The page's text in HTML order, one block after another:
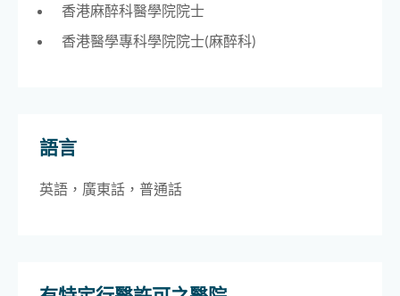
香港麻醉科醫學院院士
香港醫學專科學院院士(麻醉科)
語言
英語，廣東話，普通話